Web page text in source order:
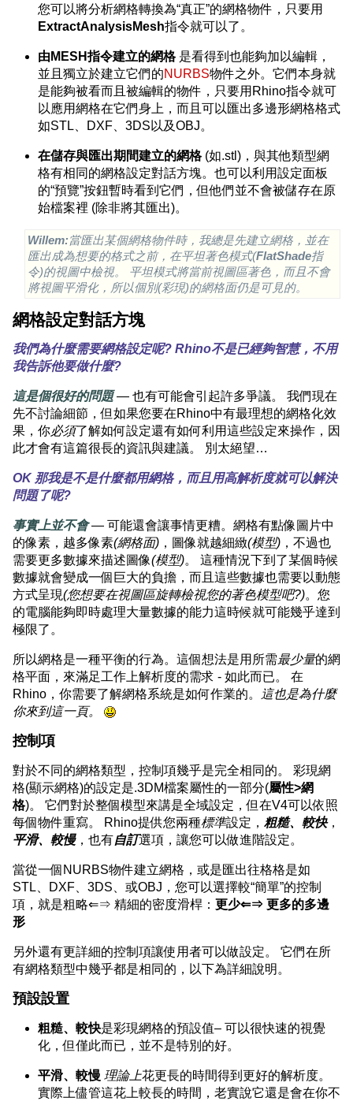
您可以將分析網格轉換為“真正”的網格物件，只要用
ExtractAnalysisMesh指令就可以了。
由MESH指令建立的網格是看得到也能夠加以編輯，
並且獨立於建立它們的NURBS物件之外。它們本身就
是能夠被看而且被編輯的物件，只要用Rhino指令就可
以應用網格在它們身上，而且可以匯出多邊形網格格式
如STL、DXF、3DS以及OBJ。
在儲存與匯出期間建立的網格(如.stl)，與其他類型網
格有相同的網格設定對話方塊。也可以利用設定面板
的“預覽”按鈕暫時看到它們，但他們並不會被儲存在原
始檔案裡 (除非將其匯出)。
Willem:當匯出某個網格物件時，我總是先建立網格，並在
匯出成為想要的格式之前，在平坦著色模式(FlatShade指
令)的視圖中檢視。 平坦模式將當前視圖區著色，而且不會
將視圖平滑化，所以個別(彩現)的網格面仍是可見的。
網格設定對話方塊
我們為什麼需要網格設定呢? Rhino不是已經夠智慧，不用
我告訴他要做什麼?
這是個很好的問題— 也有可能會引起許多爭議。 我們現在
先不討論細節，但如果您要在Rhino中有最理想的網格化效
果，你必須了解如何設定還有如何利用這些設定來操作，因
此才會有這篇很長的資訊與建議。 別太絕望…
OK 那我是不是什麼都用網格，而且用高解析度就可以解決
問題了呢?
事實上並不會— 可能還會讓事情更糟。網格有點像圖片中
的像素，越多像素(網格面) ，圖像就越細緻(模型) ，不過也
需要更多數據來描述圖像(模型)。 這種情況下到了某個時候
數據就會變成一個巨大的負擔，而且這些數據也需要以動態
方式呈現(您想要在視圖區旋轉檢視您的著色模型吧?)。您
的電腦能夠即時處理大量數據的能力這時候就可能幾乎達到
極限了。
所以網格是一種平衡的行為。這個想法是用所需最少量的網
格平面，來滿足工作上解析度的需求 - 如此而已。 在
Rhino，你需要了解網格系統是如何作業的。
這也是為什麼
你來到這一頁。
控制項
對於不同的網格類型，控制項幾乎是完全相同的。 彩現網
格(顯示網格)的設定是.3DM檔案屬性的一部分(屬性>網
格)。 它們對於整個模型來講是全域設定，但在V4可以依照
每個物件重寫。 Rhino提供您兩種標準設定， 粗糙、較快，
平滑、較慢，也有自訂選項，讓您可以做進階設定。
當從一個NURBS物件建立網格，或是匯出往格格是如
STL、DXF、3DS、或OBJ，您可以選擇較“簡單”的控制
項，就是粗略⇐⇒ 精細的密度滑桿： 更少⇐⇒ 更多的多邊
形
另外還有更詳細的控制項讓使用者可以做設定。 它們在所
有網格類型中幾乎都是相同的，以下為詳細說明。
預設設置
粗糙、較快是彩現網格的預設值– 可以很快速的視覺
化，但僅此而已，並不是特別的好。
平滑、較慢 理論上花更長的時間得到更好的解析度。
實際上儘管這花上較長的時間，老實說它還是會在你不